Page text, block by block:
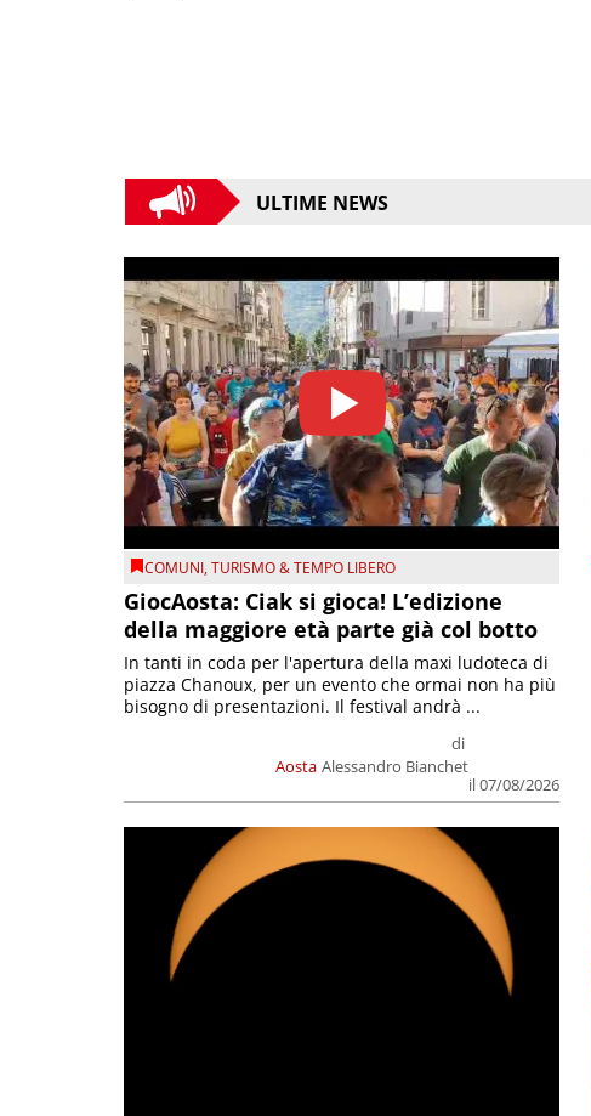
ULTIME NEWS
COMUNI,TURISMO & TEMPO LIBERO
GiocAosta: Ciak si gioca! L’edizione
della maggiore età parte già col botto
Aosta
di
Alessandro Bianchet
il 07/08/2026
In tanti in coda per l'apertura della maxi ludoteca di
piazza Chanoux, per un evento che ormai non ha più
bisogno di presentazioni. Il festival andrà ...